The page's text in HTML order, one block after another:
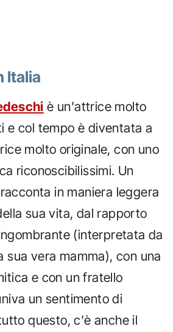
Italia
è un'attrice molto
e col tempo è diventata a
molto originale, con uno
riconoscibilissimi. Un
in maniera leggera
sua vita, dal rapporto
(interpretata da
sua vera mamma), con una
e con un fratello
un sentimento di
questo, c'è anche il